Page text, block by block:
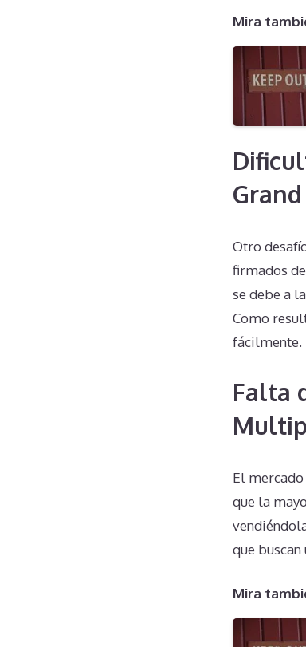
Mira
Otro
firmados
se debe a
Como
fácilmente.
Falta
El
que la
que buscan
Mira